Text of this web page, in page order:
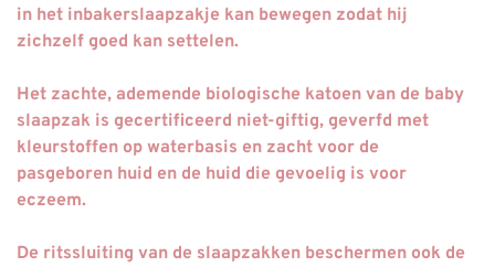
in het inbakerslaapzakje kan bewegen zodat hij
zichzelf goed kan settelen.
Het zachte, ademende biologische katoen van de baby
slaapzak is gecertificeerd niet-giftig, geverfd met
kleurstoffen op waterbasis en zacht voor de
pasgeboren huid en de huid die gevoelig is voor
eczeem.
De ritssluiting van de slaapzakken beschermen ook de